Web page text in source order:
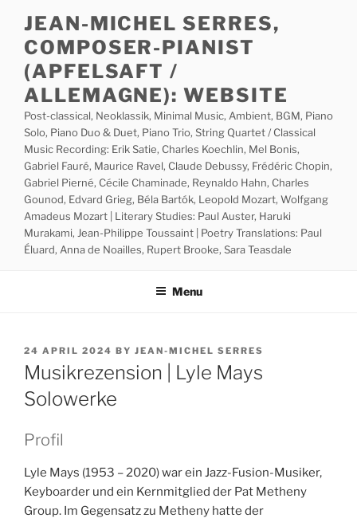
content
JEAN-MICHEL SERRES,
COMPOSER-PIANIST
(APFELSAFT /
ALLEMAGNE): WEBSITE
Post-classical, Neoklassik, Minimal Music, Ambient, BGM, Piano
Solo, Piano Duo & Duet, Piano Trio, String Quartet / Classical
Music Recording: Erik Satie, Charles Koechlin, Mel Bonis,
Gabriel Fauré, Maurice Ravel, Claude Debussy, Frédéric Chopin,
Gabriel Pierné, Cécile Chaminade, Reynaldo Hahn, Charles
Gounod, Edvard Grieg, Béla Bartók, Leopold Mozart, Wolfgang
Amadeus Mozart | Literary Studies: Paul Auster, Haruki
Murakami, Jean-Philippe Toussaint | Poetry Translations: Paul
Éluard, Anna de Noailles, Rupert Brooke, Sara Teasdale
Menu
POSTED
ON
24 APRIL 2024 BY JEAN-MICHEL SERRES
Musikrezension | Lyle Mays
Solowerke
Profil
Lyle Mays (1953 – 2020) war ein Jazz-Fusion-Musiker,
Keyboarder und ein Kernmitglied der Pat Metheny
Group. Im Gegensatz zu Metheny hatte der